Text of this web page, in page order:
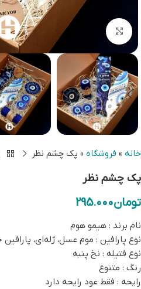
بزرگنمایی تصویر
خانه » فروشگاه » پک چشم نظر
پک چشم نظر
تومان295.000
نام برند : هیمو هوم
نوع پارافین : موم عسل، ژله‌ای، پارافین
نوع فتیله : نخ پنبه
رنگ : متنوع
رایحه : فقط عود رایحه دارد